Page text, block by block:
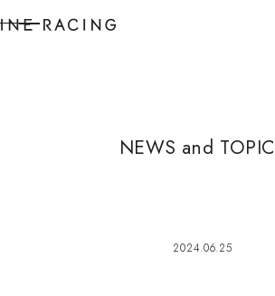
NEWS and TOPIC
2024.06.25